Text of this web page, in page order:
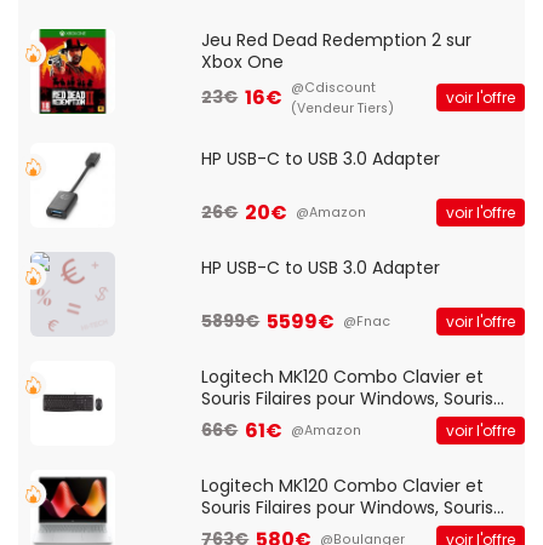
Jeu Red Dead Redemption 2 sur
Xbox One
23€ 16€ @Cdiscount
(Vendeur Tiers)
voir l'offre
HP USB-C to USB 3.0 Adapter
26€ 20€ @Amazon voir l'offre
HP USB-C to USB 3.0 Adapter
5899€ 5599€ @Fnac voir l'offre
Logitech MK120 Combo Clavier et
Souris Filaires pour Windows, Souris
Optique Filaire, Connexion USB Plug
And Play, Confortable, Taille
QWERTY UK - Noir
66€ 61€ @Amazon voir l'offre
Logitech MK120 Combo Clavier et
Souris Filaires pour Windows, Souris
Optique Filaire, Connexion USB Plug
763€ 580€ @Boulanger voir l'offre